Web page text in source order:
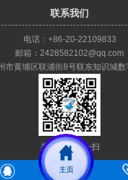
联系我们
电话：+86-20-22109833
邮箱：2428582102@qq.com
市黄埔区联浦街8号联东知识城
关注我们 扫一扫